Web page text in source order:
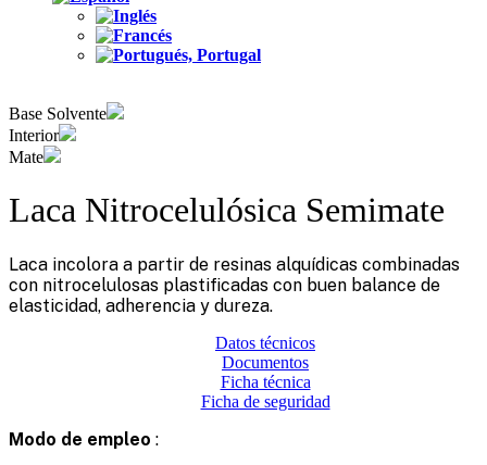
Base Solvente
Interior
Mate
Laca Nitrocelulósica Semimate
Laca incolora a partir de resinas alquídicas combinadas
con nitrocelulosas plastificadas con buen balance de
elasticidad, adherencia y dureza.
Datos técnicos
Documentos
Ficha técnica
Ficha de seguridad
Modo de empleo :